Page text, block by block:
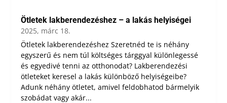
Ötletek lakberendezéshez – a lakás helyiségei
2025, márc 18.
Ötletek lakberendezéshez Szeretnéd te is néhány
egyszerű és nem túl költséges tárggyal különlegessé
és egyedivé tenni az otthonodat? Lakberendezési
ötleteket keresel a lakás különböző helyiségeibe?
Adunk néhány ötletet, amivel feldobhatod bármelyik
szobádat vagy akár...